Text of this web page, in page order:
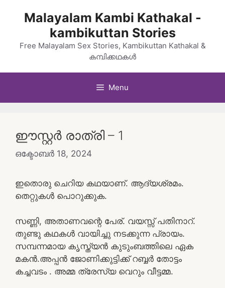
Malayalam Kambi Kathakal -
kambikuttan Stories
Free Malayalam Sex Stories, Kambikuttan Kathakal &
കമ്പിക്കഥകൾ
Menu
ഈസ്റ്റർ രാത്രി – 1
ഒക്ടോബർ 18, 2024
ഇതൊരു ചെറിയ കഥയാണ്. ആദ്യശ്രമം.
തെറ്റുകൾ പൊറുക്കുക.
സണ്ണി, അതാണവന്റെ പേര്. വയസ്സ് പതിനാറ്.
തുണ്ടു കഥകൾ വായിച്ചു നടക്കുന്ന പ്രായം.
സമ്പന്നമായ കൃസ്ത്യൻ കുടുംബത്തിലെ ഏക
മകൻ.അപ്പൻ ജോണിക്കുട്ടിക്ക് റബ്ബർ തോട്ടം
കച്ചവടം . അമ്മ ത്രേസ്യ വെറും വീട്ടമ്മ.